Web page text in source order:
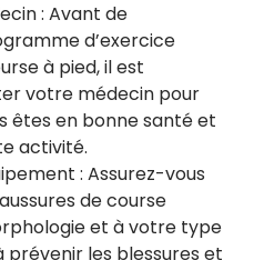
: Avant de
d’exercice
à pied, il est
votre médecin pour
êtes en bonne santé et
activité.
: Assurez-vous
de course
et à votre type
prévenir les blessures et